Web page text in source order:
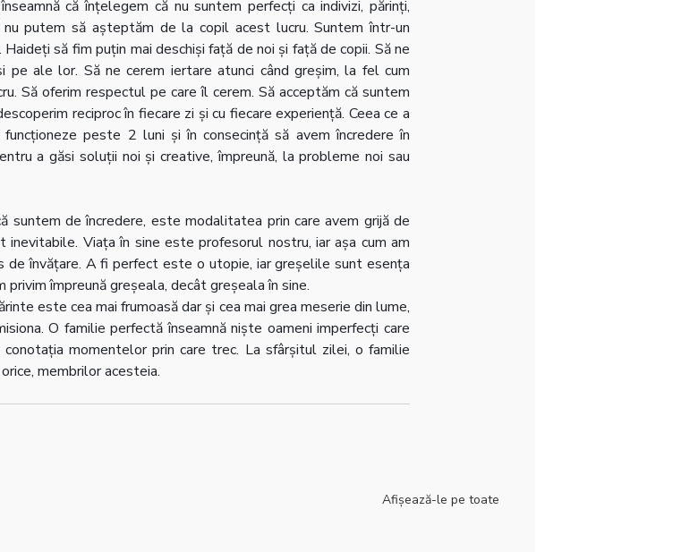
că înțelegem că nu suntem perfecți ca indivizi, părinți,
putem să așteptăm de la copil acest lucru. Suntem într-un
să fim puțin mai deschiși față de noi și față de copii. Să ne
ale lor. Să ne cerem iertare atunci când greșim, la fel cum
Să oferim respectul pe care îl cerem. Să acceptăm că suntem
reciproc în fiecare zi și cu fiecare experiență. Ceea ce a
peste 2 luni și în consecință să avem încredere în
a găsi soluții noi și creative, împreună, la probleme noi sau
suntem de încredere, este modalitatea prin care avem grijă de
inevitabile. Viața în sine este profesorul nostru, iar așa cum am
de învățare. A fi perfect este o utopie, iar greșelile sunt esența
împreună greșeala, decât greșeala în sine.
este cea mai frumoasă dar și cea mai grea meserie din lume,
O familie perfectă înseamnă niște oameni imperfecți care
momentelor prin care trec. La sfârșitul zilei, o familie
membrilor acesteia.
Afișează-le pe toate